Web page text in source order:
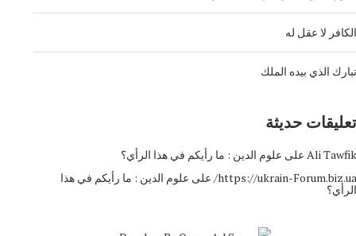
الكافر لا عقل له
تبارك الذي بيده الملك
تعليقات حديثة
Ali Tawfik على علوم الدين : ما رأيكم في هذا الرأي؟
https://ukrain-Forum.biz.ua/ على علوم الدين : ما رأيكم في هذا
الرأي؟